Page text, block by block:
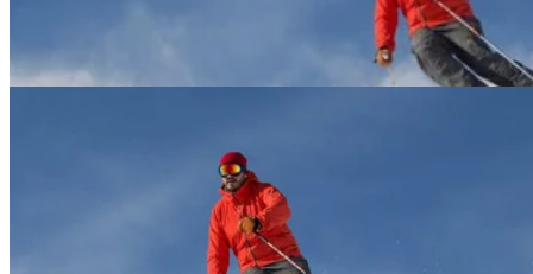
945:-
Läs mer Boka